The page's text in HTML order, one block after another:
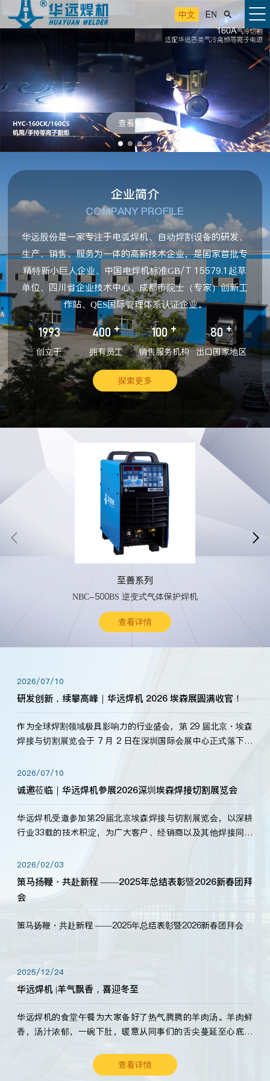
中文 EN 
查看详情
企业简介
COMPANY PROFILE
华远股份是一家专注于电弧焊机、自动焊割设备的研发、
生产、销售、服务为一体的高新技术企业，是国家首批专
精特新小巨人企业、中国电焊机标准GB/T 15579.1起草
单位、四川省企业技术中心、成都市院士（专家）创新工
作站、QES国际管理体系认证企业。
1993
创立于
400 +
拥有员工
100 +
销售服务机构
80 +
出口国家地区
探索更多
至善系列
NBC-500BS 逆变式气体保护焊机
查看详情
 
2026/07/10
研发创新，续攀高峰｜华远焊机 2026 埃森展圆满收官！
作为全球焊割领域极具影响力的行业盛会，第 29 届北京・埃森
焊接与切割展览会于 7 月 2 日在深圳国际会展中心正式落下帷
标准，持之以恒研发新产品、新技术。新老客户、行业伙伴、
海内外客户为目睹公司发布的新产…
2026/07/10
诚邀莅临｜华远焊机参展2026深圳埃森焊接切割展览会
华远焊机受邀参加第29届北京埃森焊接与切割展览会，以深耕
行业33载的技术积淀，为广大客户、经销商以及其他焊接同仁
2026/02/03
策马扬鞭・共赴新程 ——2025年总结表彰暨2026新春团拜
会
策马扬鞭・共赴新程 ——2025年总结表彰暨2026新春团拜会
2025/12/24
华远焊机 |羊气飘香，喜迎冬至
华远焊机的食堂午餐为大家备好了热气腾腾的羊肉汤。羊肉鲜
香，汤汁浓郁，一碗下肚，暖意从同事们的舌尖蔓延至心底。
查看详情